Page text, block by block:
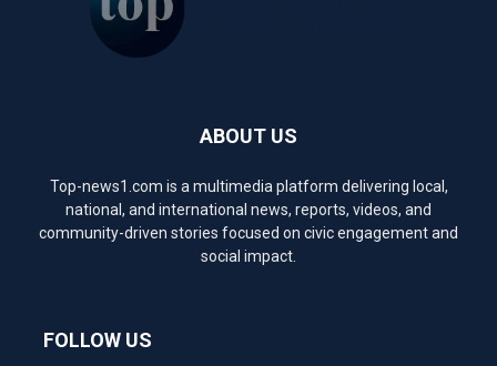
ABOUT US
Top-news1.com is a multimedia platform delivering local,
national, and international news, reports, videos, and
community-driven stories focused on civic engagement and
social impact.
FOLLOW US